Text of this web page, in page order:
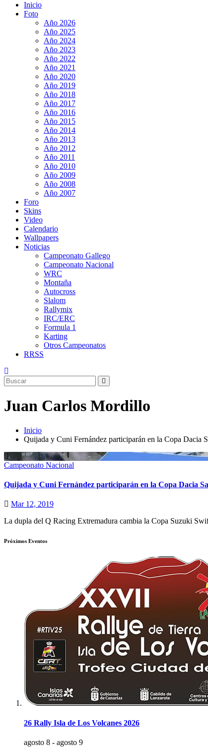
Inicio
Foto
Año 2026
Año 2025
Año 2024
Año 2023
Año 2022
Año 2021
Año 2020
Año 2019
Año 2018
Año 2017
Año 2016
Año 2015
Año 2014
Año 2013
Año 2012
Año 2011
Año 2010
Año 2009
Año 2008
Año 2007
Foro
Skins
Video
Calendario
Wallpapers
Noticias
Campeonato Gallego
Campeonato Nacional
WRC
Montaña
Autocross
Slalom
Rallymix
IRC/ERC
Formula 1
Karting
Otros Campeonatos
RRSS
Juan Carlos Mordillo
Inicio
Quijada y Cuni Fernández participarán en la Copa Dacia
Campeonato Nacional
Quijada y Cuni Fernández participarán en la Copa Dacia
Mar 12, 2019
La dupla del Q Racing Extremadura cambia la Copa Suzuki
Próximos Eventos
26 Rally Isla de Los Volcanes 2026
agosto 8 - agosto 9